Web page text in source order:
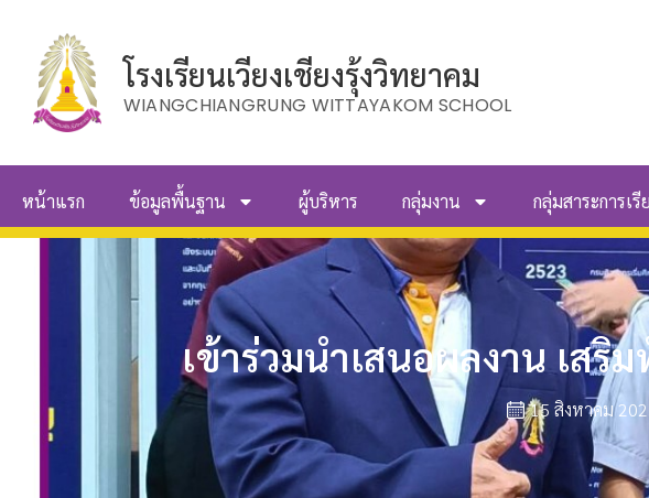
โรงเรียนเวียงเชียงรุ้งวิทยาคม
WIANGCHIANGRUNG WITTAYAKOM SCHOOL
หน้าแรก ข้อมูลพื้นฐาน ผู้บริหาร กลุ่มงาน กลุ่มสาระการเรี
เข้าร่วมนำเสนอผลงาน เสริ
15 สิงหาคม